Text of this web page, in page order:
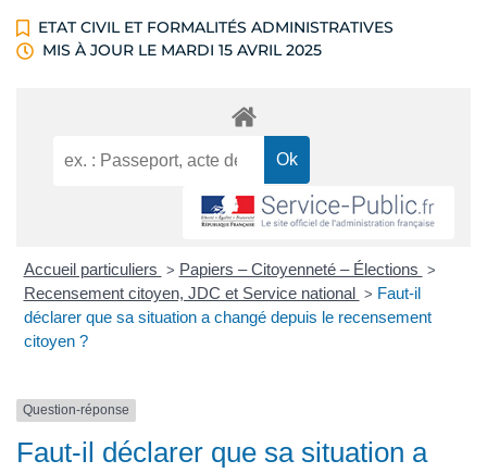
ETAT CIVIL ET FORMALITÉS ADMINISTRATIVES
MIS À JOUR LE MARDI 15 AVRIL 2025
Accueil particuliers > Papiers – Citoyenneté – Élections >
Recensement citoyen, JDC et Service national > Faut-il
déclarer que sa situation a changé depuis le recensement
citoyen ?
Question-réponse
Faut-il déclarer que sa situation a